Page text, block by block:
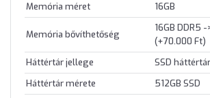
Memória méret
16GB
Memória bővíthetőség
16GB DDR5
(+70.000 Ft)
Háttértár jellege
SSD háttértár
Háttértár mérete
512GB SSD